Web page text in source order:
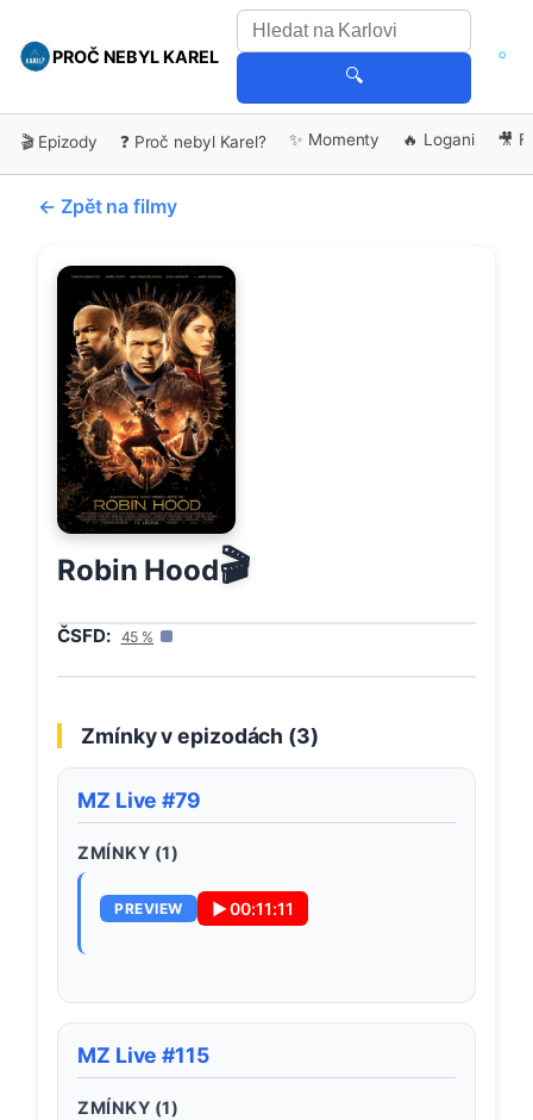
PROČ NEBYL KAREL
🔍
🎬 Epizody ❓ Proč nebyl Karel? ✨ Momenty 🔥 Logani 🎥
← Zpět na filmy
Robin Hood🎬
ČSFD: 45 %
Zmínky v epizodách (3)
MZ Live #79
ZMÍNKY (1)
PREVIEW ▶00:11:11
MZ Live #115
ZMÍNKY (1)